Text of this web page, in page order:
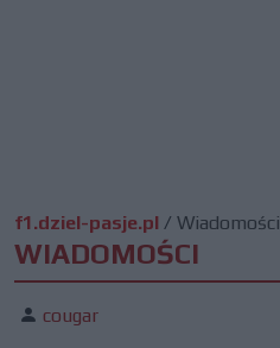
f1.dziel-pasje.pl / Wiadomości
WIADOMOŚCI
cougar